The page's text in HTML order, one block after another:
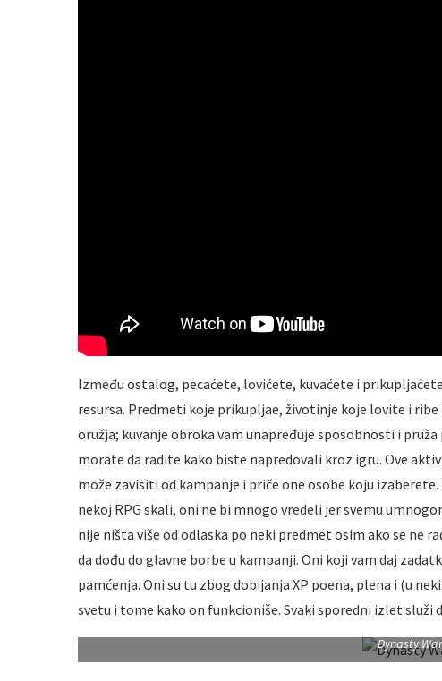
Između ostalog, pecaćete, lovićete, kuvaćete i
resursa. Predmeti koje prikupljae, životinje koje lovite i
oružja; kuvanje obroka vam unapređuje sposobnosti i
morate da radite kako biste napredovali kroz igru. Ove
može zavisiti od kampanje i priče one osobe koju
nekoj RPG skali, oni ne bi mnogo vredeli jer svemu
nije ništa više od odlaska po neki predmet osim ako se ne
da dođu do glavne borbe u kampanji. Oni koji vam daj
pamćenja. Oni su tu zbog dobijanja XP poena, plena i (u
svetu i tome kako on funkcioniše. Svaki sporedni izlet
Dynasty